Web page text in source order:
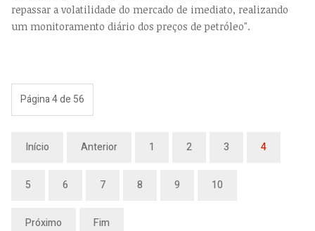
repassar a volatilidade do mercado de imediato, realizando
um monitoramento diário dos preços de petróleo".
Página 4 de 56
Início Anterior 1 2 3 4
5 6 7 8 9 10
Próximo Fim